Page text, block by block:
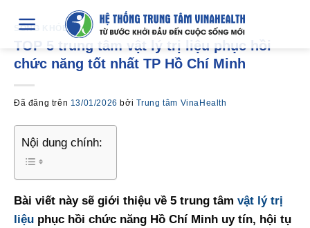
dung
SỐNG KHỎE
TOP 5 trung tâm vật lý trị liệu phục hồi
chức năng tốt nhất TP Hồ Chí Minh
Đã đăng trên 13/01/2026 bởi Trung tâm VinaHealth
Nội dung chính:
Bài viết này sẽ giới thiệu về 5 trung tâm vật lý trị
liệu phục hồi chức năng Hồ Chí Minh uy tín, hội tụ